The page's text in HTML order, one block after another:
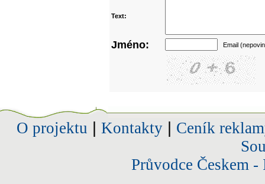
Text:
Jméno: Email
O projektu Kontakty| Ceník
Průvodce Českem